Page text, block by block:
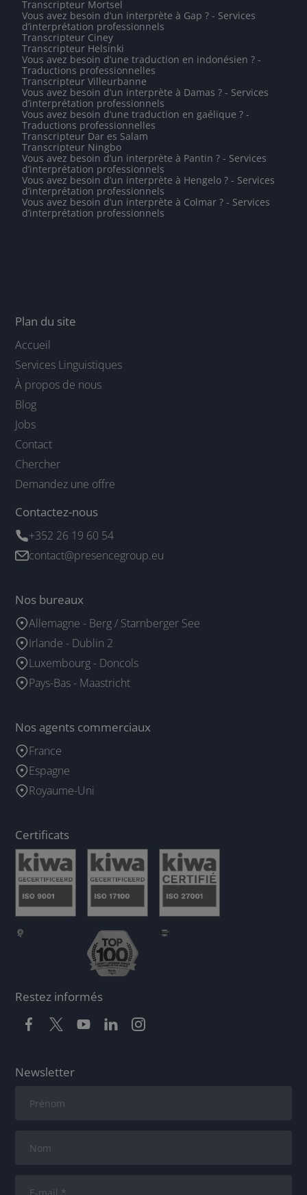
Transcripteur Mortsel
Vous avez besoin d’un interprète à Gap ? - Services
d’interprétation professionnels
Transcripteur Ciney
Transcripteur Helsinki
Vous avez besoin d’une traduction en indonésien ? -
Traductions professionnelles
Transcripteur Villeurbanne
Vous avez besoin d’un interprète à Damas ? - Services
d’interprétation professionnels
Vous avez besoin d’une traduction en gaélique ? -
Traductions professionnelles
Transcripteur Dar es Salam
Transcripteur Ningbo
Vous avez besoin d’un interprète à Pantin ? - Services
d’interprétation professionnels
Vous avez besoin d’un interprète à Hengelo ? - Services
d’interprétation professionnels
Vous avez besoin d’un interprète à Colmar ? - Services
d’interprétation professionnels
Plan du site
Accueil
Services Linguistiques
À propos de nous
Blog
Jobs
Contact
Chercher
Demandez une offre
Contactez-nous
+352 26 19 60 54
contact@presencegroup.eu
Nos bureaux
Allemagne - Berg / Starnberger See
Irlande - Dublin 2
Luxembourg - Doncols
Pays-Bas - Maastricht
Nos agents commerciaux
France
Espagne
Royaume-Uni
Certificats
Restez informés
Newsletter